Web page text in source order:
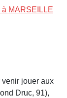
MARSEILLE
jouer aux
Druc, 91),